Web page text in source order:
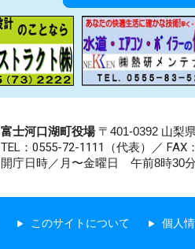
富士河口湖町役場〒401-0392 山梨
TEL：0555-72-1111 （代表）／ FAX
開庁日時／月〜金曜日 午前8時30
このサイトについて 個人